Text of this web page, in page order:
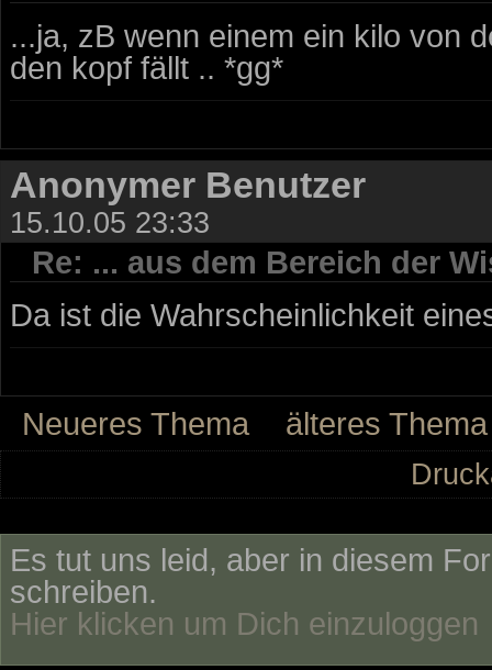
...ja, zB wenn einem ein kilo von
den kopf fällt .. *gg*
Anonymer Benutzer
15.10.05 23:33
Re: ... aus dem Bereich der
Da ist die Wahrscheinlichkeit
Neueres Thema älteres Thema
Es tut uns leid, aber in diesem
schreiben.
Hier klicken um Dich einzuloggen